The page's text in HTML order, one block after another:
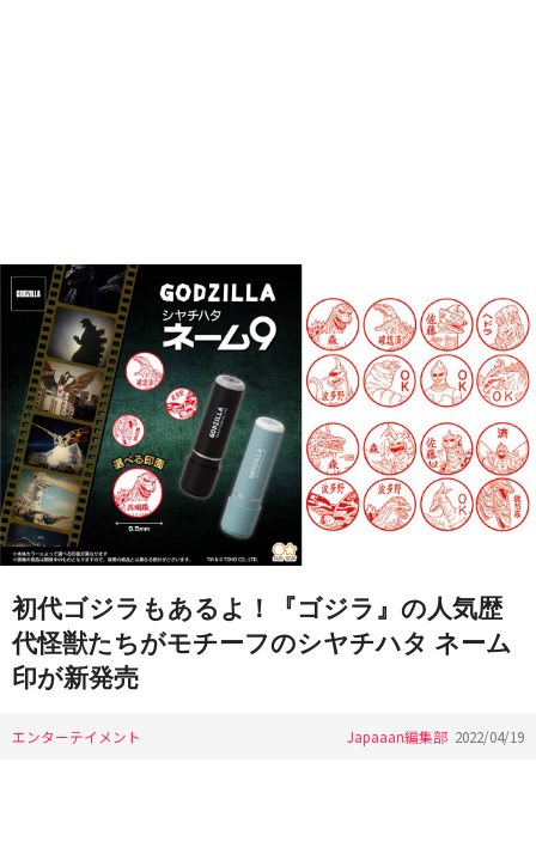
初代ゴジラもあるよ！『ゴジラ』の人気歴
代怪獣たちがモチーフのシヤチハタ ネーム
印が新発売
エンターテイメント Japaaan編集部 2022/04/19